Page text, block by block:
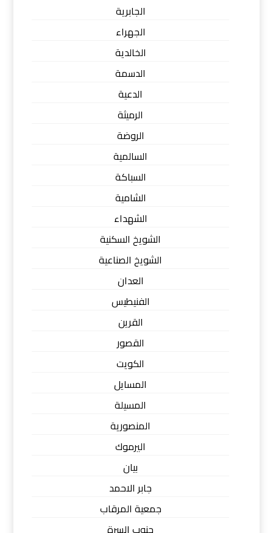
الجابرية
الجهراء
الخالدية
الدسمة
الدعية
الرميثة
الروضة
السالمية
السباكة
الشامية
الشهداء
الشويخ السكنية
الشويخ الصناعية
العدان
الفنيطيس
القرين
القصور
الكويت
المسايل
المسيلة
المنصورية
اليرموك
بيان
جابر الاحمد
جمعية المرقاب
جنوب السرة